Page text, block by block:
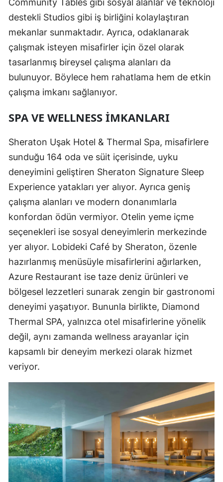
Community Tables gibi sosyal alanlar ve teknoloji
destekli Studios gibi iş birliğini kolaylaştıran
mekanlar sunmaktadır. Ayrıca, odaklanarak
çalışmak isteyen misafirler için özel olarak
tasarlanmış bireysel çalışma alanları da
bulunuyor. Böylece hem rahatlama hem de etkin
çalışma imkanı sağlanıyor.
SPA VE WELLNESS İMKANLARI
Sheraton Uşak Hotel & Thermal Spa, misafirlere
sunduğu 164 oda ve süit içerisinde, uyku
deneyimini geliştiren Sheraton Signature Sleep
Experience yatakları yer alıyor. Ayrıca geniş
çalışma alanları ve modern donanımlarla
konfordan ödün vermiyor. Otelin yeme içme
seçenekleri ise sosyal deneyimlerin merkezinde
yer alıyor. Lobideki Café by Sheraton, özenle
hazırlanmış menüsüyle misafirlerini ağırlarken,
Azure Restaurant ise taze deniz ürünleri ve
bölgesel lezzetleri sunarak zengin bir gastronomi
deneyimi yaşatıyor. Bununla birlikte, Diamond
Thermal SPA, yalnızca otel misafirlerine yönelik
değil, aynı zamanda wellness arayanlar için
kapsamlı bir deneyim merkezi olarak hizmet
veriyor.